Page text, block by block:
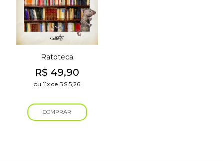
Ratoteca
R$ 49,90
ou 11x de R$ 5,26
COMPRAR